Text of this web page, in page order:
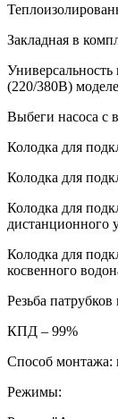
Закладная в
(220/380В)
Выбеги насоса с
Колодка для
Колодка для
Колодка для
дистанционного
Колодка для
косвенного
Резьба
КПД – 99%
Способ монтажа:
Режимы: